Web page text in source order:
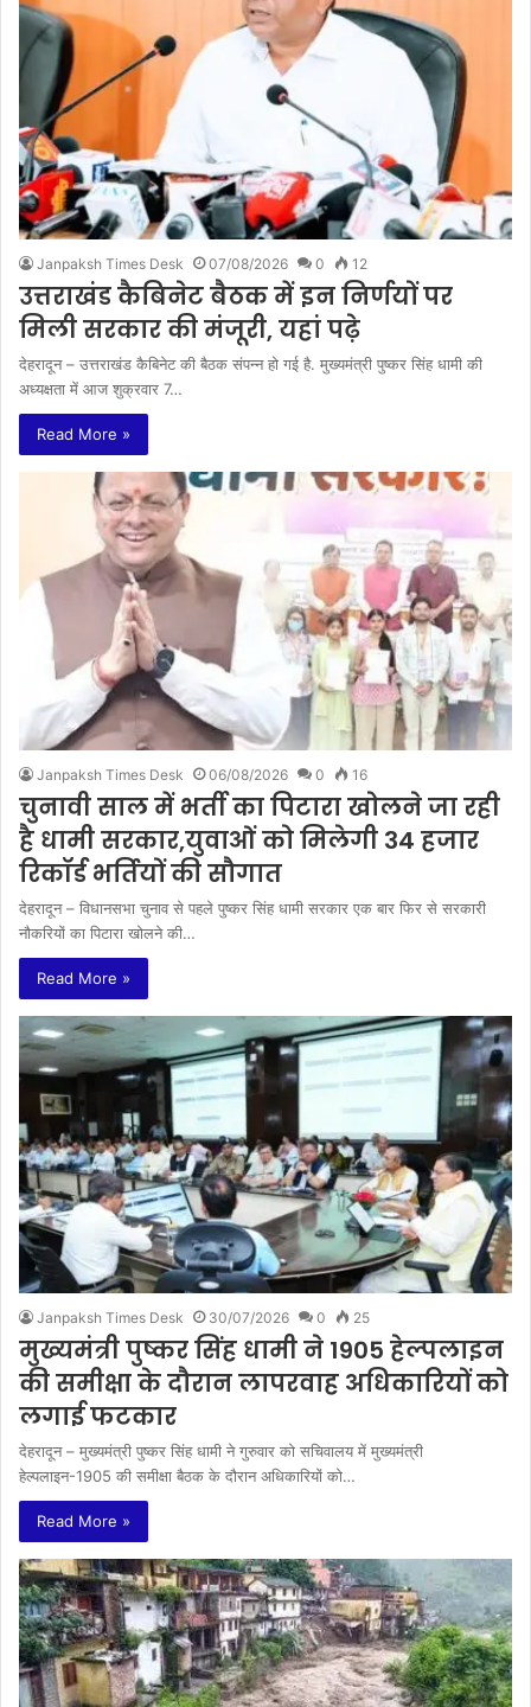
Janpaksh Times Desk 07/08/2026 0 12
उत्तराखंड कैबिनेट बैठक में इन निर्णयों पर
मिली सरकार की मंजूरी, यहां पढ़े
देहरादून – उत्तराखंड कैबिनेट की बैठक संपन्न हो गई है. मुख्यमंत्री पुष्कर सिंह धामी की
अध्यक्षता में आज शुक्रवार 7…
Read More »
Janpaksh Times Desk 06/08/2026 0 16
चुनावी साल में भर्ती का पिटारा खोलने जा रही
है धामी सरकार,युवाओं को मिलेगी 34 हजार
रिकॉर्ड भर्तियों की सौगात
देहरादून – विधानसभा चुनाव से पहले पुष्कर सिंह धामी सरकार एक बार फिर से सरकारी
नौकरियों का पिटारा खोलने की…
Read More »
Janpaksh Times Desk 30/07/2026 0 25
मुख्यमंत्री पुष्कर सिंह धामी ने 1905 हेल्पलाइन
की समीक्षा के दौरान लापरवाह अधिकारियों को
लगाई फटकार
देहरादून – मुख्यमंत्री पुष्कर सिंह धामी ने गुरुवार को सचिवालय में मुख्यमंत्री
हेल्पलाइन-1905 की समीक्षा बैठक के दौरान अधिकारियों को…
Read More »